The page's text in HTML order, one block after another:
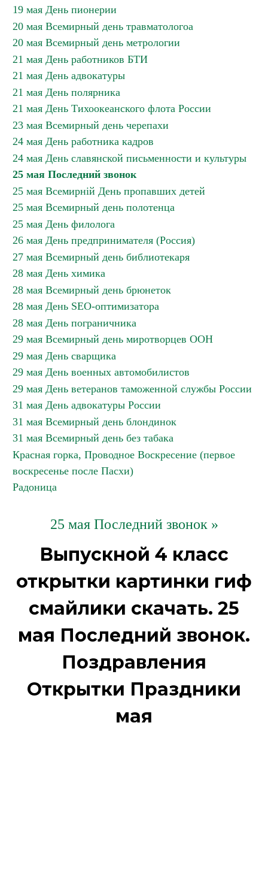
19 мая День пионерии
20 мая Всемирный день травматологоа
20 мая Всемирный день метрологии
21 мая День работников БТИ
21 мая День адвокатуры
21 мая День полярника
21 мая День Тихоокеанского флота России
23 мая Всемирный день черепахи
24 мая День работника кадров
24 мая День славянской письменности и культуры
25 мая Последний звонок
25 мая Всемирній День пропавших детей
25 мая Всемирный день полотенца
25 мая День филолога
26 мая День предпринимателя (Россия)
27 мая Всемирный день библиотекаря
28 мая День химика
28 мая Всемирный день брюнеток
28 мая День SEO-оптимизатора
28 мая День пограничника
29 мая Всемирный день миротворцев ООН
29 мая День сварщика
29 мая День военных автомобилистов
29 мая День ветеранов таможенной службы России
31 мая День адвокатуры России
31 мая Всемирный день блондинок
31 мая Всемирный день без табака
Красная горка, Проводное Воскресение (первое
воскресенье после Пасхи)
Радоница
25 мая Последний звонок »
Выпускной 4 класс
открытки картинки гиф
смайлики скачать. 25
мая Последний звонок.
Поздравления
Открытки Праздники
мая